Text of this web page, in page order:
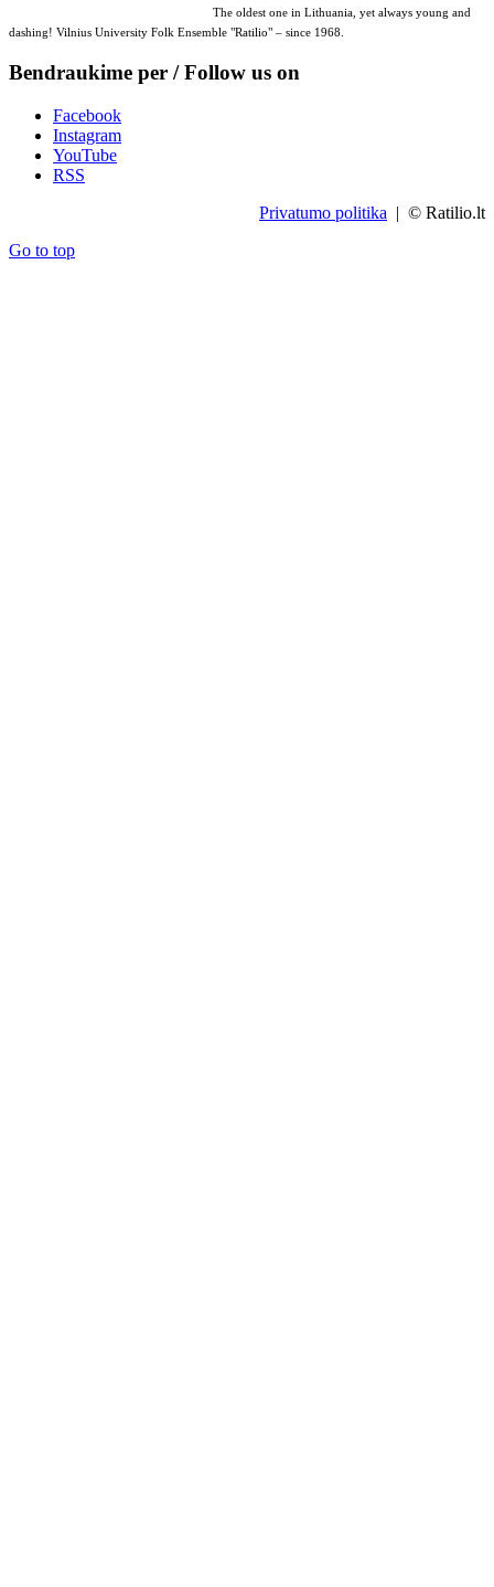
The oldest one in Lithuania, yet always young and
dashing! Vilnius University Folk Ensemble "Ratilio" – since 1968.
Bendraukime per / Follow us on
Facebook
Instagram
YouTube
RSS
Privatumo politika | © Ratilio.lt
Go to top